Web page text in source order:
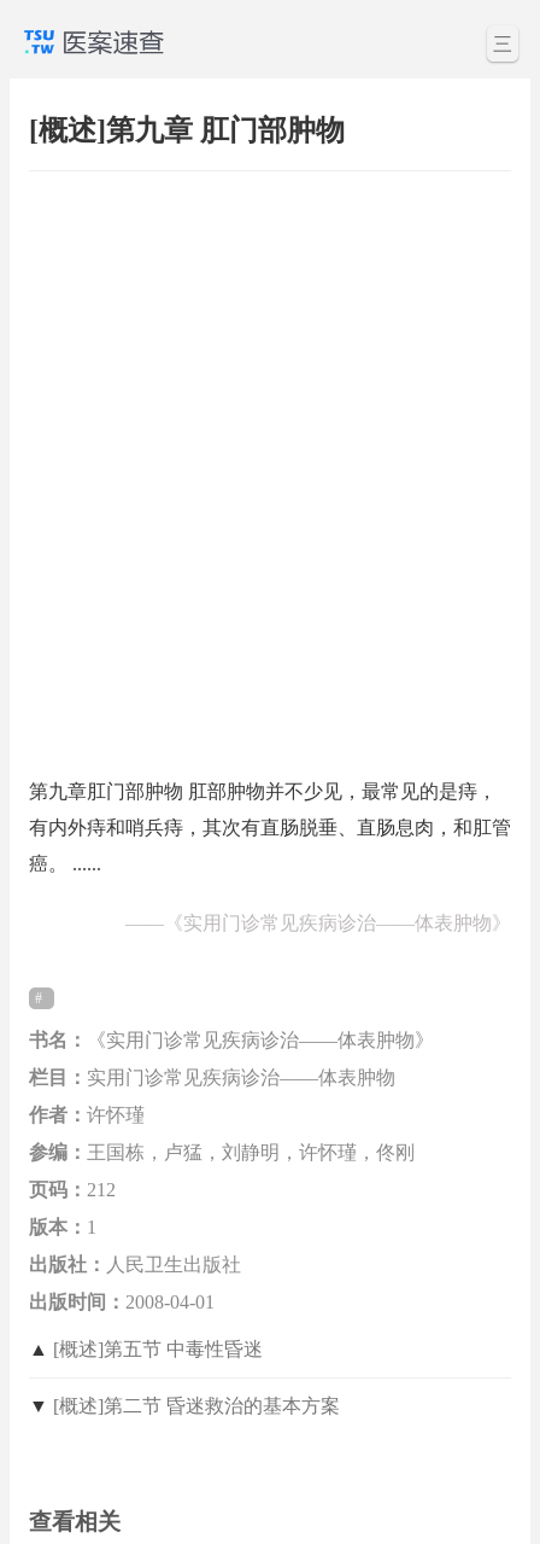
三
[概述]第九章 肛门部肿物
第九章肛门部肿物 肛部肿物并不少见，最常见的是痔，
有内外痔和哨兵痔，其次有直肠脱垂、直肠息肉，和肛管
癌。 ......
—— 《实用门诊常见疾病诊治——体表肿物》
书名：
《实用门诊常见疾病诊治——体表肿物》
栏目： 实用门诊常见疾病诊治——体表肿物
作者： 许怀瑾
参编： 王国栋，卢猛，刘静明，许怀瑾，佟刚
页码： 212
版本： 1
出版社： 人民卫生出版社
出版时间： 2008-04-01
▲ [概述]第五节 中毒性昏迷
▼ [概述]第二节 昏迷救治的基本方案
查看相关